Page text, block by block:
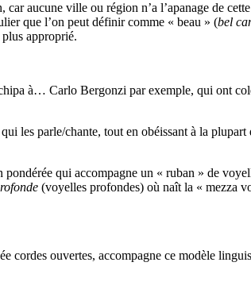
car aucune ville ou région n’a l’apanage de
que l’on peut définir comme « beau » (bel
approprié.
à… Carlo Bergonzi par exemple, qui ont
les parle/chante, tout en obéissant à la
qui accompagne un « ruban » de
(voyelles profondes) où naît la « mezza
cordes ouvertes, accompagne ce modèle